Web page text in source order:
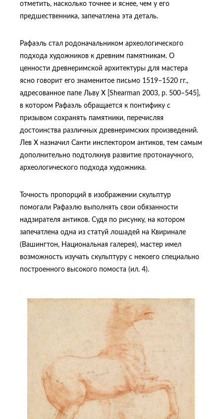
отметить, насколько точнее и яснее, чем у его
предшественника, запечатлена эта деталь.
Рафаэль стал родоначальником археологического
подхода художников к древним памятникам. О
ценности древнеримской архитектуры для мастера
ясно говорит его знаменитое письмо 1519–1520 гг.,
адресованное папе Льву X [Shearman 2003, p. 500–545],
в котором Рафаэль обращается к понтифику с
призывом сохранять памятники, перечисляя
достоинства различных древнеримских произведений.
Лев X назначил Санти инспектором антиков, тем самым
дополнительно подтолкнув развитие протонаучного,
археологического подхода художника.
Точность пропорций в изображении скульптур
помогали Рафаэлю выполнять свои обязанности
надзирателя антиков. Судя по рисунку, на котором
запечатлена одна из статуй лошадей на Квиринале
(Вашингтон, Национальная галерея), мастер имел
возможность изучать скульптуру с некоего специально
построенного высокого помоста (ил. 4).